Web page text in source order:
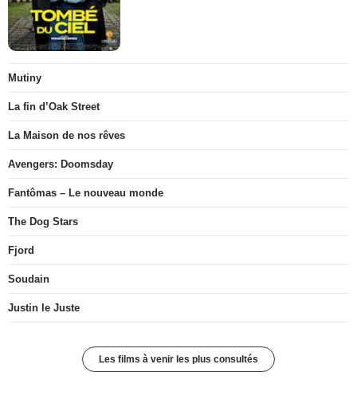
Mutiny
La fin d’Oak Street
La Maison de nos rêves
Avengers: Doomsday
Fantômas – Le nouveau monde
The Dog Stars
Fjord
Soudain
Justin le Juste
Les films à venir les plus consultés